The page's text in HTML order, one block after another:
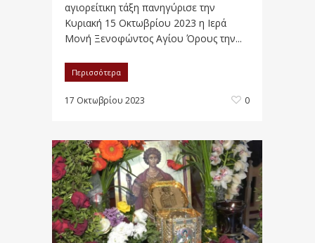
αγιορείτικη τάξη πανηγύρισε την
Κυριακή 15 Οκτωβρίου 2023 η Ιερά
Μονή Ξενοφώντος Αγίου Όρους την...
Περισσότερα
17 Οκτωβρίου 2023 0